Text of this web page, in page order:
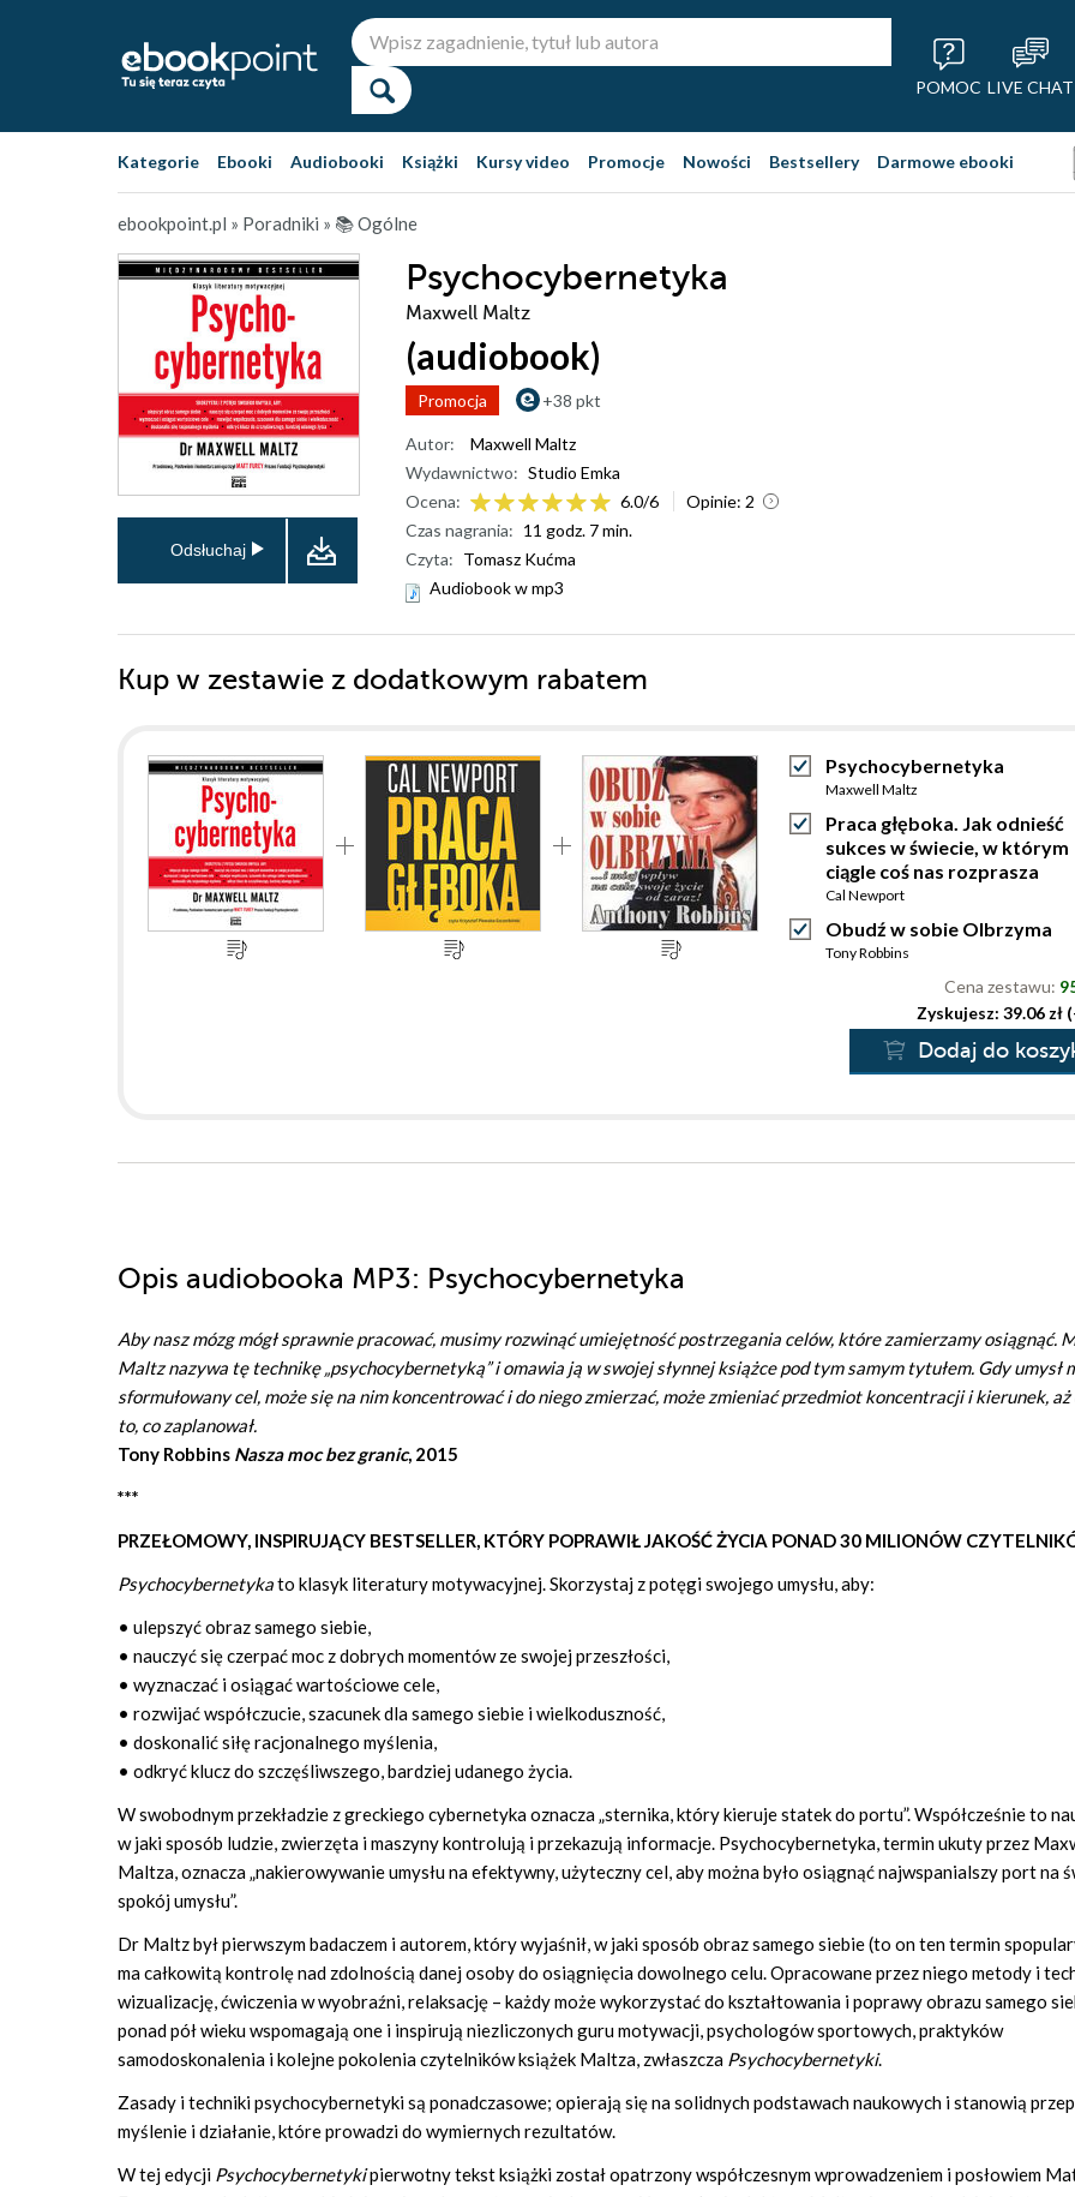
POMOC LIVE CHAT
Kategorie Ebooki Audiobooki Książki Kursy video Promocje Nowości Bestsellery Darmowe ebooki
ebookpoint.pl » Poradniki » 📚 Ogólne
Psychocybernetyka
Maxwell Maltz
(audiobook)
Promocja +38 pkt
Odsłuchaj
Autor:
Maxwell Maltz
Wydawnictwo: Studio Emka
Ocena:
6.0/6 Opinie: 2
Czas nagrania: 11 godz. 7 min.
Czyta: Tomasz Kućma
Audiobook w mp3
Kup w zestawie z dodatkowym rabatem
Psychocybernetyka
Maxwell Maltz
Praca głęboka. Jak odnieść
sukces w świecie, w którym
ciągle coś nas rozprasza
Cal Newport
Obudź w sobie Olbrzyma
Tony Robbins
Cena zestawu:
Zyskujesz: 39.06 zł
Dodaj do
Opis audiobooka MP3: Psychocybernetyka
Aby nasz mózg mógł sprawnie pracować, musimy rozwinąć umiejętność postrzegania celów, które zamierzamy osiągnąć.
Maltz nazywa tę technikę „psychocybernetyką” i omawia ją w swojej słynnej książce pod tym samym tytułem. Gdy umysł
sformułowany cel, może się na nim koncentrować i do niego zmierzać, może zmieniać przedmiot koncentracji i kierunek,
to, co zaplanował.
Tony Robbins Nasza moc bez granic, 2015
***
PRZEŁOMOWY, INSPIRUJĄCY BESTSELLER, KTÓRY POPRAWIŁ JAKOŚĆ ŻYCIA PONAD 30 MILIONÓW
Psychocybernetykato klasyk literatury motywacyjnej. Skorzystaj z potęgi swojego umysłu, aby:
• ulepszyć obraz samego siebie,
• nauczyć się czerpać moc z dobrych momentów ze swojej przeszłości,
• wyznaczać i osiągać wartościowe cele,
• rozwijać współczucie, szacunek dla samego siebie i wielkoduszność,
• doskonalić siłę racjonalnego myślenia,
• odkryć klucz do szczęśliwszego, bardziej udanego życia.
W swobodnym przekładzie z greckiego cybernetyka oznacza „sternika, który kieruje statek do portu”. Współcześnie to
w jaki sposób ludzie, zwierzęta i maszyny kontrolują i przekazują informacje. Psychocybernetyka, termin ukuty przez
Maltza, oznacza „nakierowywanie umysłu na efektywny, użyteczny cel, aby można było osiągnąć najwspanialszy port na
spokój umysłu”.
Dr Maltz był pierwszym badaczem i autorem, który wyjaśnił, w jaki sposób obraz samego siebie (to on ten termin
ma całkowitą kontrolę nad zdolnością danej osoby do osiągnięcia dowolnego celu. Opracowane przez niego metody i
wizualizację, ćwiczenia w wyobraźni, relaksację – każdy może wykorzystać do kształtowania i poprawy obrazu samego
ponad pół wieku wspomagają one i inspirują niezliczonych guru motywacji, psychologów sportowych, praktyków
samodoskonalenia i kolejne pokolenia czytelników książek Maltza, zwłaszcza Psychocybernetyki.
Zasady i techniki psychocybernetyki są ponadczasowe; opierają się na solidnych podstawach naukowych i stanowią
myślenie i działanie, które prowadzi do wymiernych rezultatów.
W tej edycji Psychocybernetykipierwotny tekst książki został opatrzony współczesnym wprowadzeniem i posłowiem